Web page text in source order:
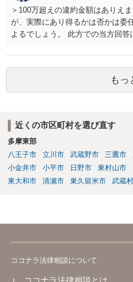
＞100万超えの違約金額はありえ
が、実際にあり得るかは否かは委
よるでしょう。 此方での当方回
もっ
近くの市区町村を選び直す
多摩東部
八王子市
立川市 武蔵野市 三鷹市
小金井市
小平市 日野市 東村山市
東大和市
清瀬市 東久留米市 武蔵
ココナラ法律相談について
ココナラ法律相談とは